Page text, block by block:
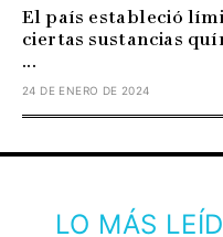
El país estableció
ciertas sustancias
...
24 DE ENERO DE 2024
LO MÁS